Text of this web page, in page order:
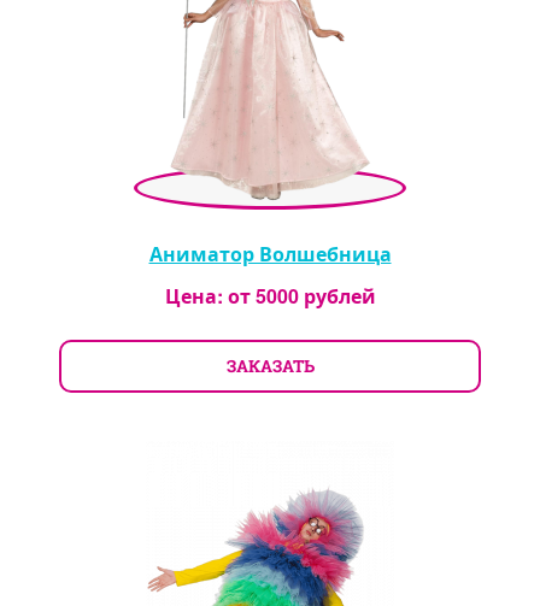
Аниматор Волшебница
Цена: от5000рублей
ЗАКАЗАТЬ